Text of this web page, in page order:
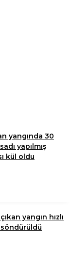
yangında 30
yapılmış
kül oldu
yangın hızlı